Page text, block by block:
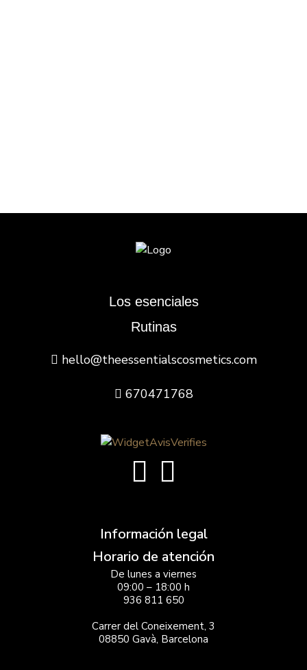
Los esenciales
Rutinas
hello@theessentialscosmetics.com
670471768
Información legal
Horario de atención
De lunes a viernes
09:00 – 18:00 h
936 811 650
Carrer del Coneixement, 3
08850 Gavà, Barcelona